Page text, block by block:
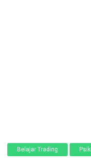
Belajar Trading